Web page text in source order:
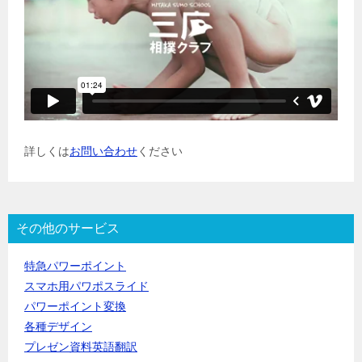
詳しくはお問い合わせください
その他のサービス
特急パワーポイント
スマホ用パワポスライド
パワーポイント変換
各種デザイン
プレゼン資料英語翻訳